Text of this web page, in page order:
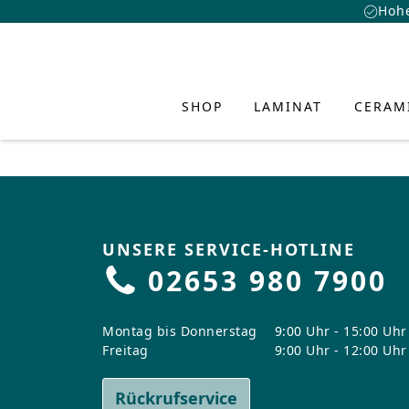
SHOP LAMINAT
CLASSEN
Vorteile
UND
CLASSEN
Vorteile
CLASSEN
Vorteile Hybrid
Kollektionen
Entdecke
kreative
Persönlichkeit in
SERVICE
Download
FAQ
ÜBER
Design
Nachhaltigkeit
UNSERE SERVICE-HOTLINE
02653 980 7900
Montag bis Donnerstag
Freitag
9:00 Uhr - 15:00 Uhr
9:00 Uhr - 12:00 Uhr
Rückrufservice